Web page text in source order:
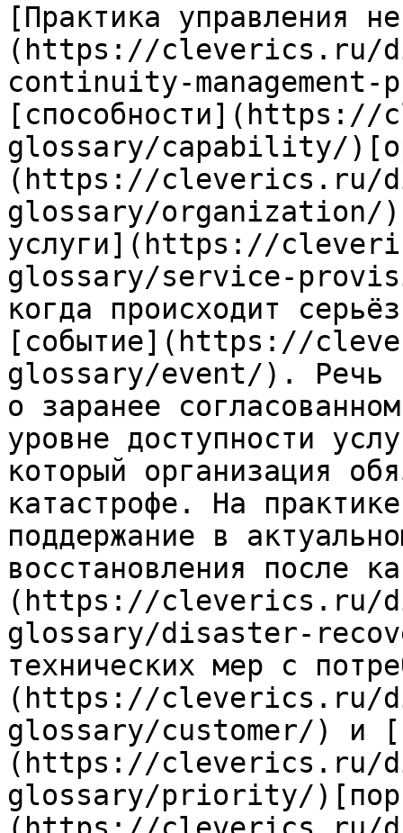
[Практика управления
(https://cleverics.ru/
continuity-
glossary/capability/
(https://cleverics.ru/
glossary/organization/)
услуги](https://
glossary/service-
когда происходит
[событие](https://
glossary/event/). Речь
о заранее
уровне доступности
который организация
катастрофе. На
поддержание в
восстановления после
(https://cleverics.ru/
glossary/disaster-
технических мер с
(https://cleverics.ru/
glossary/customer/) и
(https://cleverics.ru/
glossary/priority/